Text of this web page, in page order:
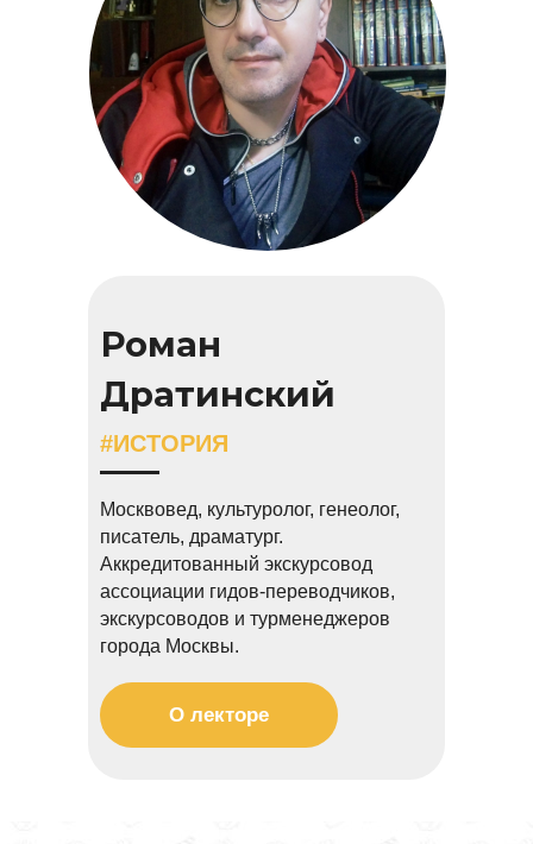
#ИСТОРИЯ
Роман
Дратинский
Москвовед, культуролог, генеолог,
писатель, драматург.
Аккредитованный экскурсовод
ассоциации гидов-переводчиков,
экскурсоводов и турменеджеров
города Москвы.
О лекторе